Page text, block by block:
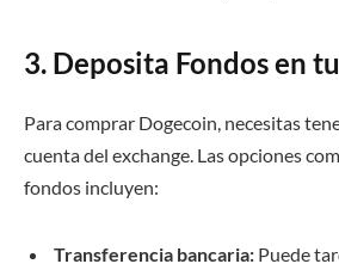
3. Deposita Fondos en
Para comprar Dogecoin, necesitas
cuenta del exchange. Las opciones
fondos incluyen:
Transferencia bancaria: Puede